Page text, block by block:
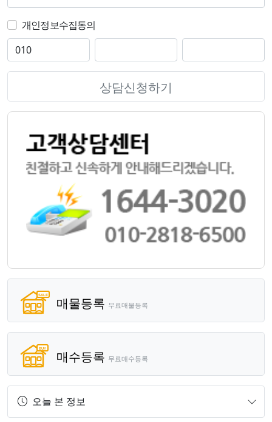
개인정보수집동의
상담신청하기
매물등록 무료매물등록
매수등록 무료매수등록
오늘 본 정보